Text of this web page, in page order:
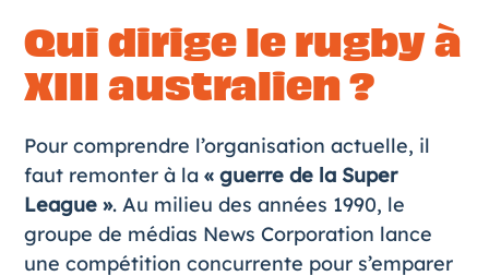
Qui dirige le rugby à
XIII australien ?
Pour comprendre l’organisation actuelle, il
faut remonter à la « guerre de la Super
League ». Au milieu des années 1990, le
groupe de médias News Corporation lance
une compétition concurrente pour s’emparer